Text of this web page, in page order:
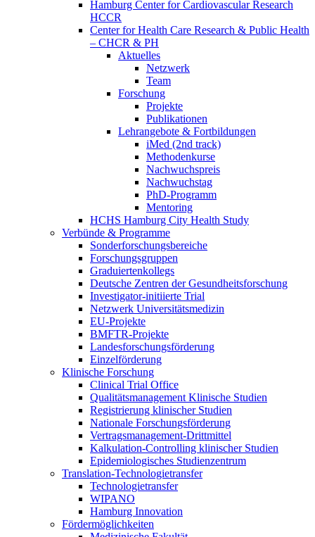
Hamburg Center for Cardiovascular Research
HCCR
Center for Health Care Research & Public Health
– CHCR & PH
Aktuelles
Netzwerk
Team
Forschung
Projekte
Publikationen
Lehrangebote & Fortbildungen
iMed (2nd track)
Methodenkurse
Nachwuchspreis
Nachwuchstag
PhD-Programm
Mentoring
HCHS Hamburg City Health Study
Verbünde & Programme
Sonderforschungsbereiche
Forschungsgruppen
Graduiertenkollegs
Deutsche Zentren der Gesundheitsforschung
Investigator-initiierte Trial
Netzwerk Universitätsmedizin
EU-Projekte
BMFTR-Projekte
Landesforschungsförderung
Einzelförderung
Klinische Forschung
Clinical Trial Office
Qualitätsmanagement Klinische Studien
Registrierung klinischer Studien
Nationale Forschungsförderung
Vertragsmanagement-Drittmittel
Kalkulation-Controlling klinischer Studien
Epidemiologisches Studienzentrum
Translation-Technologietransfer
Technologietransfer
WIPANO
Hamburg Innovation
Fördermöglichkeiten